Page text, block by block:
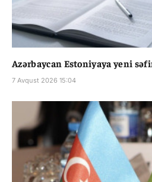
Azərbaycan Estoniyaya yeni
7 Avqust 2026 15:04